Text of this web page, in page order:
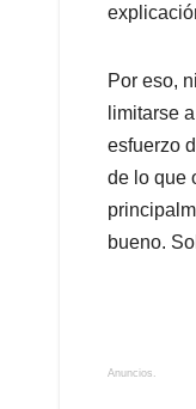
Por eso,
limitarse
esfuerzo
de lo que
bueno.
Anuncios.